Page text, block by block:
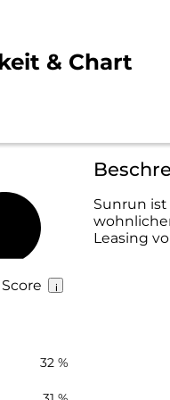
& Chart
Sunrun
Leasing
32 %